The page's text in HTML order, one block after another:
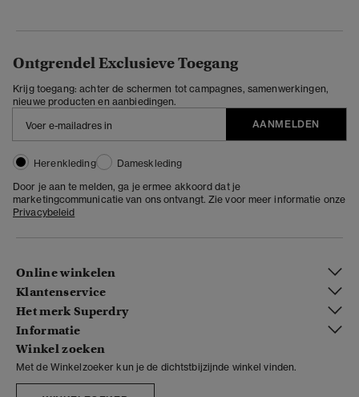
Ontgrendel Exclusieve Toegang
Krijg toegang: achter de schermen tot campagnes, samenwerkingen,
nieuwe producten en aanbiedingen.
AANMELDEN
Herenkleding
Dameskleding
Door je aan te melden, ga je ermee akkoord dat je
marketingcommunicatie van ons ontvangt. Zie voor meer informatie onze
Privacybeleid
Online winkelen
Klantenservice
Het merk Superdry
Informatie
Winkel zoeken
Met de Winkelzoeker kun je de dichtstbijzijnde winkel vinden.